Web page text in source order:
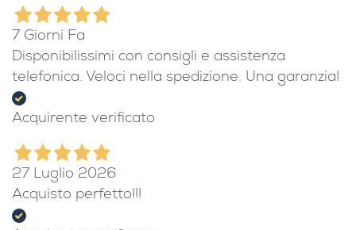
7 Giorni Fa
Disponibilissimi con consigli e assistenza
telefonica. Veloci nella spedizione. Una garanzia!
Acquirente verificato
27 Luglio 2026
Acquisto perfetto!!!